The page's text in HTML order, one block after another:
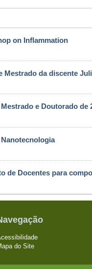
on Inflammation
Mestrado da discente
e Doutorado de
de Docentes para
do Site